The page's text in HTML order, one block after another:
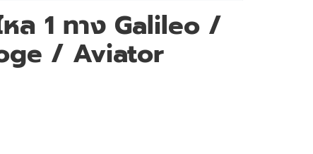
ล 1 ทาง Galileo /
/ Aviator